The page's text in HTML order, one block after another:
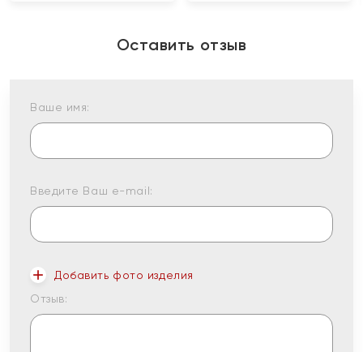
Оставить отзыв
Ваше имя:
Введите Ваш e-mail:
Добавить фото изделия
Отзыв: